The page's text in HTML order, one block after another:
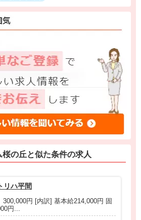
の丘と似た条件の求人
リハ平間
円 [内訳] 基本給214,000円 固
円...